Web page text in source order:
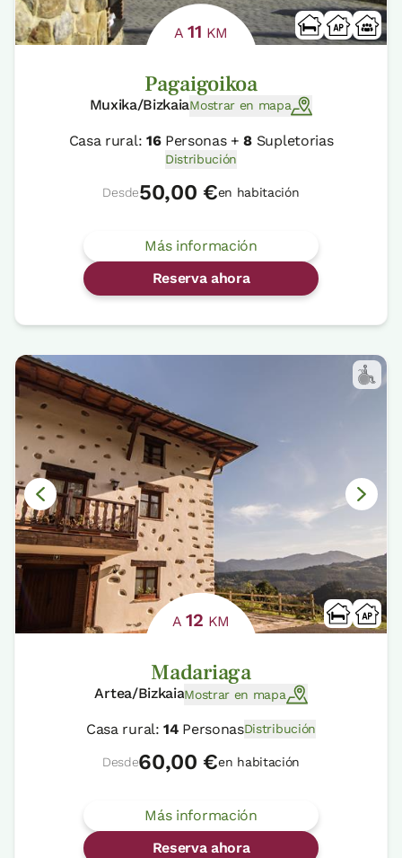
A11 KM
Pagaigoikoa
Muxika/BizkaiaMostrar en mapa
Casa rural: 16Personas +8 Supletorias
Distribución
Desde50,00 €en habitación
Más información
Reserva ahora
A12 KM
Madariaga
Artea/BizkaiaMostrar en mapa
Casa rural:14PersonasDistribución
Desde60,00 €en habitación
Más información
Reserva ahora